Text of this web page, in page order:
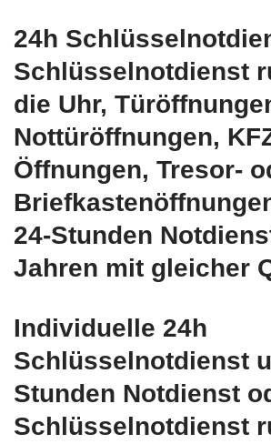
24h
Schlüsselnotdienst
die Uhr,
Nottüröffnungen,
Öffnungen, Tresor-
24-Stunden
Jahren mit gleicher
Individuelle 24h
Schlüsselnotdienst
Stunden Notdienst
Schlüsselnotdienst